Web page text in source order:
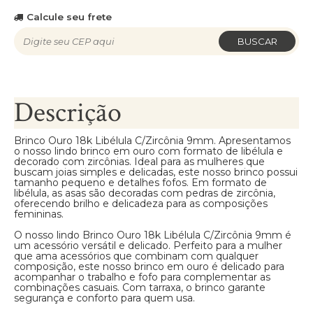
Calcule seu frete
BUSCAR
Descrição
Brinco Ouro 18k Libélula C/Zircônia 9mm. Apresentamos
o nosso lindo brinco em ouro com formato de libélula e
decorado com zircônias. Ideal para as mulheres que
buscam joias simples e delicadas, este nosso brinco possui
tamanho pequeno e detalhes fofos. Em formato de
libélula, as asas são decoradas com pedras de zircônia,
oferecendo brilho e delicadeza para as composições
femininas.
O nosso lindo Brinco Ouro 18k Libélula C/Zircônia 9mm é
um acessório versátil e delicado. Perfeito para a mulher
que ama acessórios que combinam com qualquer
composição, este nosso brinco em ouro é delicado para
acompanhar o trabalho e fofo para complementar as
combinações casuais. Com tarraxa, o brinco garante
segurança e conforto para quem usa.